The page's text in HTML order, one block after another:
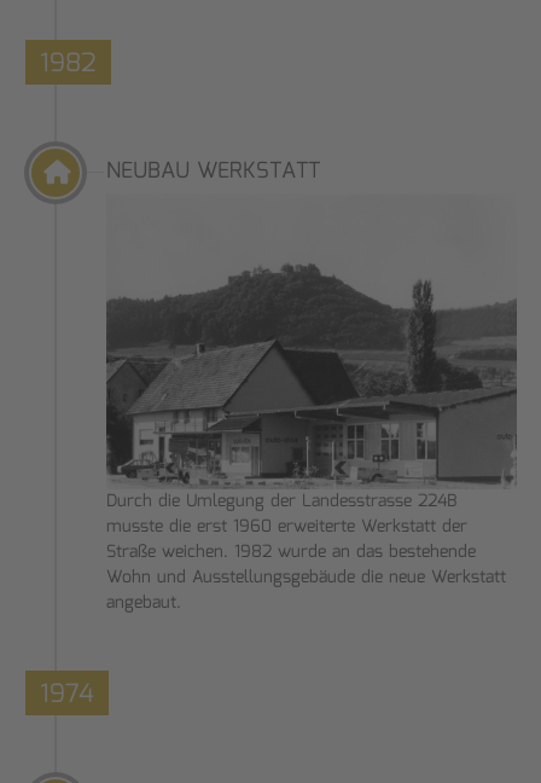
1982
NEUBAU WERKSTATT
Durch die Umlegung der Landesstrasse 224B
musste die erst 1960 erweiterte Werkstatt der
Straße weichen. 1982 wurde an das bestehende
Wohn und Ausstellungsgebäude die neue Werkstatt
angebaut.
1974